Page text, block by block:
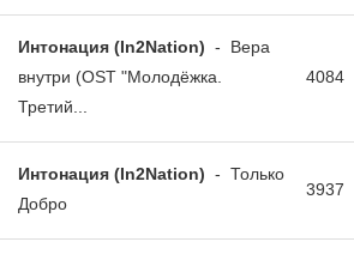
Интонация (In2Nation) - Вера
внутри (OST "Молодёжка.
Третий...
4084
Интонация (In2Nation) - Только
Добро
3937